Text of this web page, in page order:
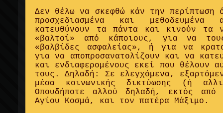
Δεν θέλω να σκεφθώ κάν την περίπτωση
προσχεδιασμένα και
κατευθύνουν τα πάντα και κινούν τα
«βαλτοί» από κάποιους, για να
«βαλβίδες ασφαλείας», ή για να
για να αποπροσανατολίζουν και να
και ενδιαφερομένους εκεί που θέλουν
τους. Δηλαδή: Σε ελεγχόμενα,
μέσα κοινωνικής δικτύωσης (ή
Οπουδήποτε αλλού δηλαδή, εκτός από
Αγίου Κοσμά, και τον πατέρα Μάξιμο.